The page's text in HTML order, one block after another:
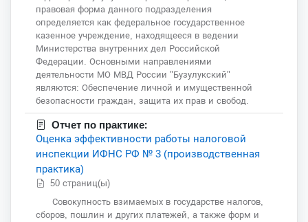
правовая форма данного подразделения
определяется как федеральное государственное
казенное учреждение, находящееся в ведении
Министерства внутренних дел Российской
Федерации. Основными направлениями
деятельности МО МВД России "Бузулукский"
являются: Обеспечение личной и имущественной
безопасности граждан, защита их прав и свобод.
Отчет по практике:
Оценка эффективности работы налоговой
инспекции ИФНС РФ № 3 (производственная
практика)
50 страниц(ы)
Совокупность взимаемых в государстве налогов,
сборов, пошлин и других платежей, а также форм и